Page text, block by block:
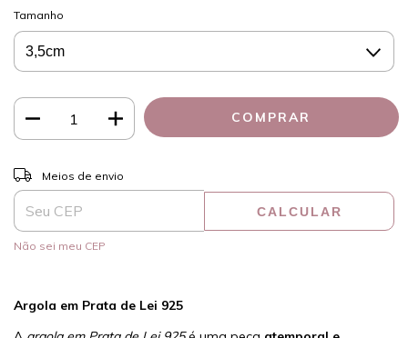
Tamanho
Entregas para o CEP:
Meios de envio
CALCULAR
Não sei meu CEP
Argola em Prata de Lei 925